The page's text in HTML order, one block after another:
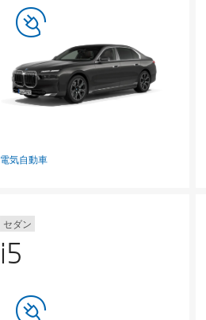
電気自動車
セダン
i5